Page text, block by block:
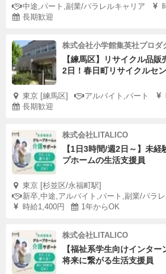
中途,パート,副業/パラレルキャリア
長期歓迎
株式会社小学館集英社プロダ
【練馬区】リサイクル品
2日！春日町リサイクルセ
東京 [練馬区] アルバイト,パート
長期歓迎
株式会社LITALICO
【1日3時間/週2日～】未
プホームの生活支援員
東京 [杉並区/永福町駅]
新卒,中途,アルバイト,パート,副業/パラ
時給1,400円
1年からOK
株式会社LITALICO
【福祉系学生向けインタ
将来に繋がる生活支援員